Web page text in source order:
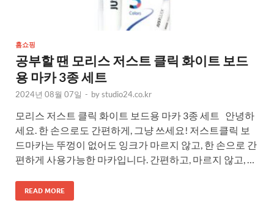
홈쇼핑
공부할 땐 모리스 저스트 클릭 화이트 보드
용 마카 3종 세트
2024년 08월 07일 - bystudio24.co.kr
모리스 저스트 클릭 화이트 보드용 마카 3종 세트 안녕하
세요. 한 손으로도 간편하게, 그냥 쓰세요! 저스트클릭 보
드마카는 뚜껑이 없어도 잉크가 마르지 않고, 한 손으로 간
편하게 사용가능한 마카입니다. 간편하고, 마르지 않고, …
READ MORE